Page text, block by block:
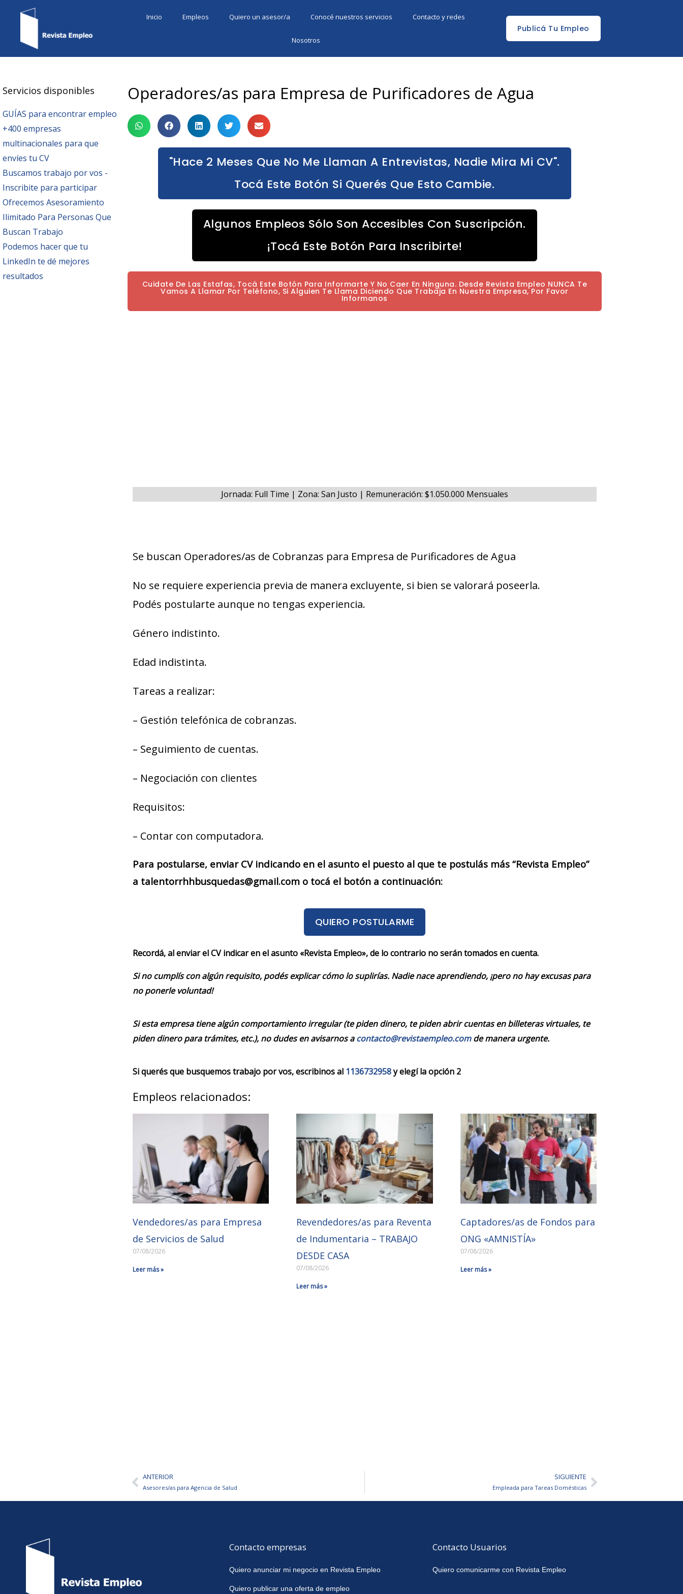
Inicio Empleos Quiero un asesor/a Conocé nuestros servicios Contacto y redes
Nosotros
Publicá Tu Empleo
Servicios disponibles
GUÍAS para encontrar empleo
+400 empresas
multinacionales para que
envíes tu CV
Buscamos trabajo por vos -
Inscribite para participar
Ofrecemos Asesoramiento
Ilimitado Para Personas Que
Buscan Trabajo
Podemos hacer que tu
LinkedIn te dé mejores
resultados
Operadores/as para Empresa de Purificadores de Agua
"Hace 2 Meses Que No Me Llaman A Entrevistas, Nadie Mira Mi CV".
Tocá Este Botón Si Querés Que Esto Cambie.
Algunos Empleos Sólo Son Accesibles Con Suscripción.
¡Tocá Este Botón Para Inscribirte!
Cuidate De Las Estafas, Tocá Este Botón Para Informarte Y No Caer En Ninguna. Desde Revista Empleo NUNCA Te
Vamos A Llamar Por Teléfono, Si Alguien Te Llama Diciendo Que Trabaja En Nuestra Empresa, Por Favor
Informanos
Jornada: Full Time | Zona: San Justo | Remuneración: $1.050.000 Mensuales
Se buscan Operadores/as de Cobranzas para Empresa de Purificadores de Agua
No se requiere experiencia previa de manera excluyente, si bien se valorará poseerla.
Podés postularte aunque no tengas experiencia.
Género indistinto.
Edad indistinta.
Tareas a realizar:
– Gestión telefónica de cobranzas.
– Seguimiento de cuentas.
– Negociación con clientes
Requisitos:
– Contar con computadora.
Para postularse, enviar CV indicando en el asunto el puesto al que te postulás más “Revista Empleo”
a talentorrhhbusquedas@gmail.com o tocá el botón a continuación:
QUIERO POSTULARME
Recordá, al enviar el CV indicar en el asunto «Revista Empleo», de lo contrario no serán tomados en cuenta.
Si no cumplís con algún requisito, podés explicar cómo lo suplirías. Nadie nace aprendiendo, ¡pero no hay excusas para
no ponerle voluntad!
Si esta empresa tiene algún comportamiento irregular (te piden dinero, te piden abrir cuentas en billeteras virtuales, te
piden dinero para trámites, etc.), no dudes en avisarnos acontacto@revistaempleo.comde manera urgente.
Si querés que busquemos trabajo por vos, escribinos al 1136732958y elegí la opción 2
Empleos relacionados:
Vendedores/as para Empresa
de Servicios de Salud
07/08/2026
Leer más »
Revendedores/as para Reventa
de Indumentaria – TRABAJO
DESDE CASA
07/08/2026
Leer más »
Captadores/as de Fondos para
ONG «AMNISTÍA»
07/08/2026
Leer más »
AntANTERIOR
Asesores/as para Agencia de Salud
SIGUIENTE
Empleada para Tareas DomésticasSiguiente
Contacto empresas
Quiero anunciar mi negocio en Revista Empleo
Quiero publicar una oferta de empleo
Contacto Usuarios
Quiero comunicarme con Revista Empleo